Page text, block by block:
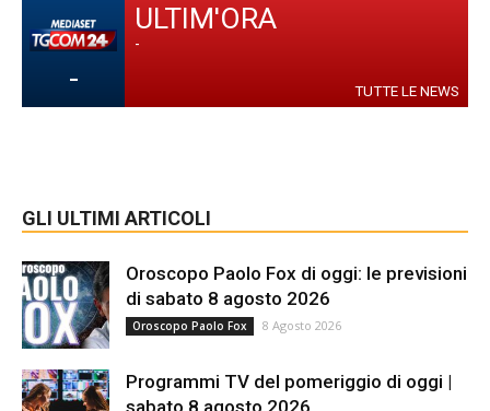
-
ULTIM'ORA
-
TUTTE LE NEWS
GLI ULTIMI ARTICOLI
Oroscopo Paolo Fox di oggi: le previsioni
di sabato 8 agosto 2026
Oroscopo Paolo Fox 8 Agosto 2026
Programmi TV del pomeriggio di oggi |
sabato 8 agosto 2026